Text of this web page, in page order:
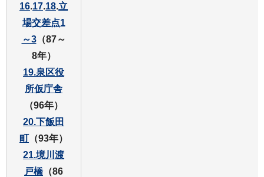
16.17.18.立
場交差点1
～3（87～
8年）
19.泉区役
所仮庁舎
（96年）
20.下飯田
町（93年）
21.境川渡
戸橋（86